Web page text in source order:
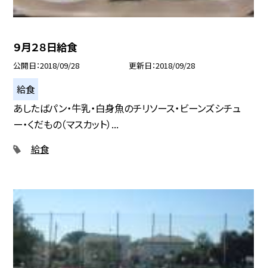
９月２８日給食
公開日 2018/09/28 更新日 2018/09/28
給食
あしたばパン・牛乳・白身魚のチリソース・ビーンズシチュ
ー・くだもの（マスカット）...
給食